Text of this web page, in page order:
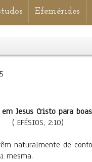
Efemérides
Jesus Cristo para
2:10)
naturalmente de
mesma.